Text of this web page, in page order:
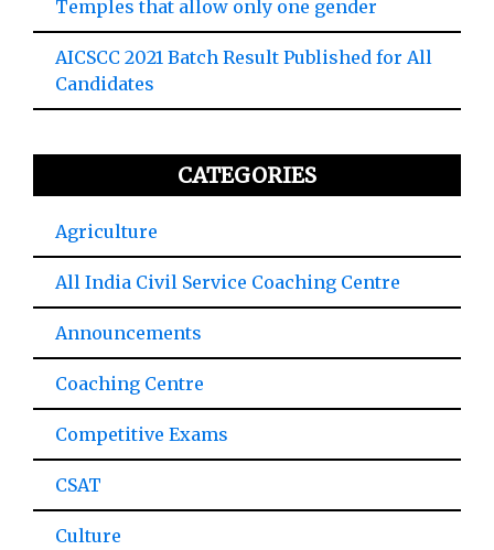
Temples that allow only one gender
AICSCC 2021 Batch Result Published for All
Candidates
CATEGORIES
Agriculture
All India Civil Service Coaching Centre
Announcements
Coaching Centre
Competitive Exams
CSAT
Culture